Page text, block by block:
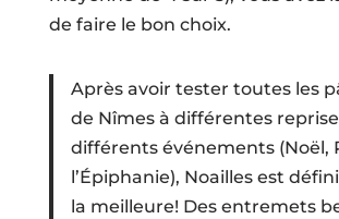
de faire le bon choix.
Après avoir tester toutes les
de Nîmes à différentes
différents événements (Noël,
l’Épiphanie), Noailles est
la meilleure! Des entremets